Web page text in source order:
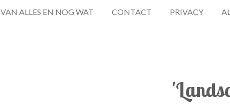
VAN ALLES EN NOG WAT CONTACT PRIVACY